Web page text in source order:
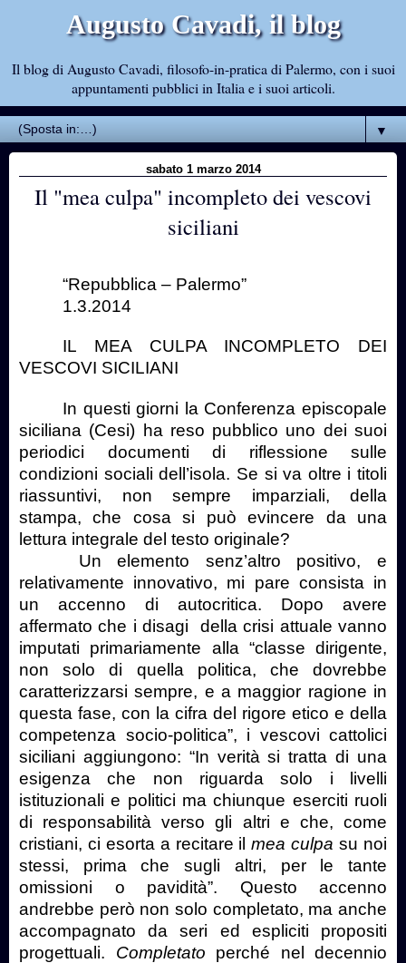
Augusto Cavadi, il blog
Il blog di Augusto Cavadi, filosofo-in-pratica di Palermo, con i suoi
appuntamenti pubblici in Italia e i suoi articoli.
▼
sabato 1 marzo 2014
Il "mea culpa" incompleto dei vescovi
siciliani
“Repubblica – Palermo”
1.3.2014
IL MEA CULPA INCOMPLETO DEI
VESCOVI SICILIANI
In questi giorni la Conferenza episcopale
siciliana (Cesi) ha reso pubblico uno dei suoi
periodici documenti di riflessione sulle
condizioni sociali dell’isola. Se si va oltre i titoli
riassuntivi, non sempre imparziali, della
stampa, che cosa si può evincere da una
lettura integrale del testo originale?
Un elemento senz’altro positivo, e
relativamente innovativo, mi pare consista in
un accenno di autocritica. Dopo avere
affermato che i disagi
della crisi attuale vanno
imputati primariamente alla “classe dirigente,
non solo di quella politica, che dovrebbe
caratterizzarsi sempre, e a maggior ragione in
questa fase, con la cifra del rigore etico e della
competenza socio-politica”, i vescovi cattolici
siciliani aggiungono: “In verità si tratta di una
esigenza che non riguarda solo i livelli
istituzionali e politici ma chiunque eserciti ruoli
di responsabilità verso gli altri e che, come
cristiani, ci esorta a recitare ilmea culpa su noi
stessi, prima che sugli altri, per le tante
omissioni o pavidità”. Questo accenno
andrebbe però non solo completato, ma anche
accompagnato da seri ed espliciti propositi
progettuali. Completato perché nel decennio